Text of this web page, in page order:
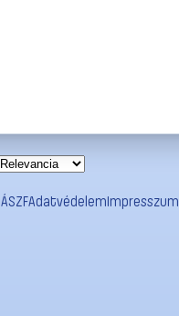
ÁSZFAdatvédelemImpresszum